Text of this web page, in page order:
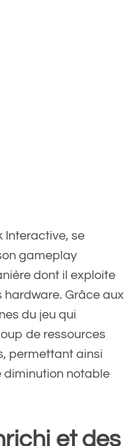
Interactive, se
gameplay
dont il exploite
hardware. Grâce aux
du jeu qui
de ressources
permettant ainsi
diminution notable
et des